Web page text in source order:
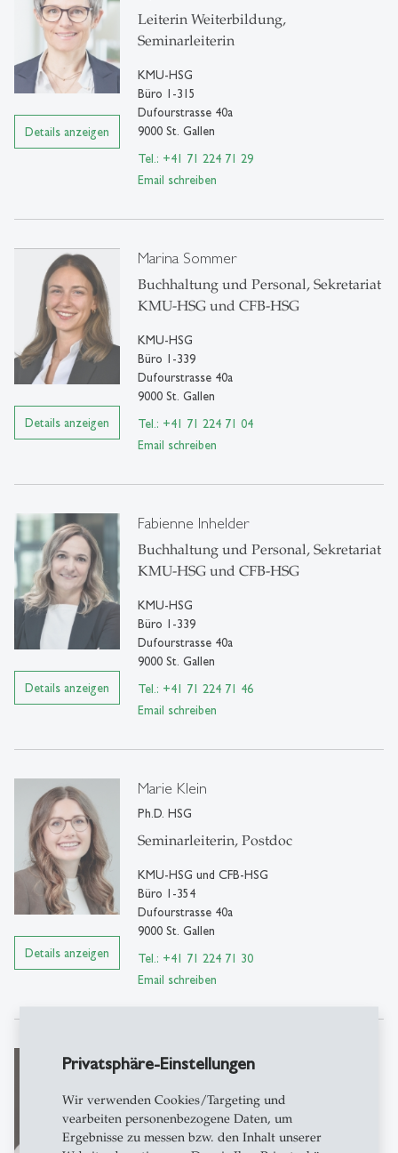
Privatsphäre-Einstellungen
Wir verwenden Cookies/Targeting und
vearbeiten personenbezogene Daten, um
Ergebnisse zu messen bzw. den Inhalt unserer
Details anzeigen
Leiterin Weiterbildung,
Seminarleiterin
KMU-HSG
Büro 1-315
Dufourstrasse 40a
9000 St. Gallen
Tel.: +41 71 224 71 29
Email schreiben
Details anzeigen
Marina Sommer
Buchhaltung und Personal, Sekretariat
KMU-HSG und CFB-HSG
KMU-HSG
Büro 1-339
Dufourstrasse 40a
9000 St. Gallen
Tel.: +41 71 224 71 04
Email schreiben
Details anzeigen
Fabienne Inhelder
Buchhaltung und Personal, Sekretariat
KMU-HSG und CFB-HSG
KMU-HSG
Büro 1-339
Dufourstrasse 40a
9000 St. Gallen
Tel.: +41 71 224 71 46
Email schreiben
Details anzeigen
Marie Klein
Ph.D. HSG
Seminarleiterin, Postdoc
KMU-HSG und CFB-HSG
Büro 1-354
Dufourstrasse 40a
9000 St. Gallen
Tel.: +41 71 224 71 30
Email schreiben
Anna Paulina Schröder
Doktorandin und Wissenschaftliche
Mitarbeiterin